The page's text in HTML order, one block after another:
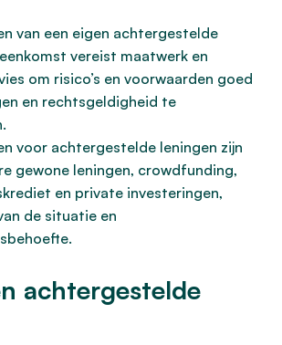
van een eigen achtergestelde
vereist maatwerk en
om risico’s en voorwaarden goed
en rechtsgeldigheid te
voor achtergestelde leningen zijn
gewone leningen, crowdfunding,
en private investeringen,
de situatie en
achtergestelde